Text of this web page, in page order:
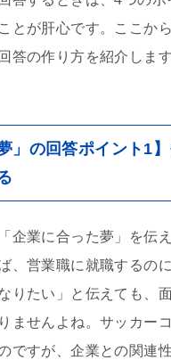
とが肝心です。ここか
答の作り方を紹介します
」の回答ポイント1
企業に合った夢」を伝
、営業職に就職するの
りたい」と伝えても、
ませんよね。サッカー
ですが、企業との関連